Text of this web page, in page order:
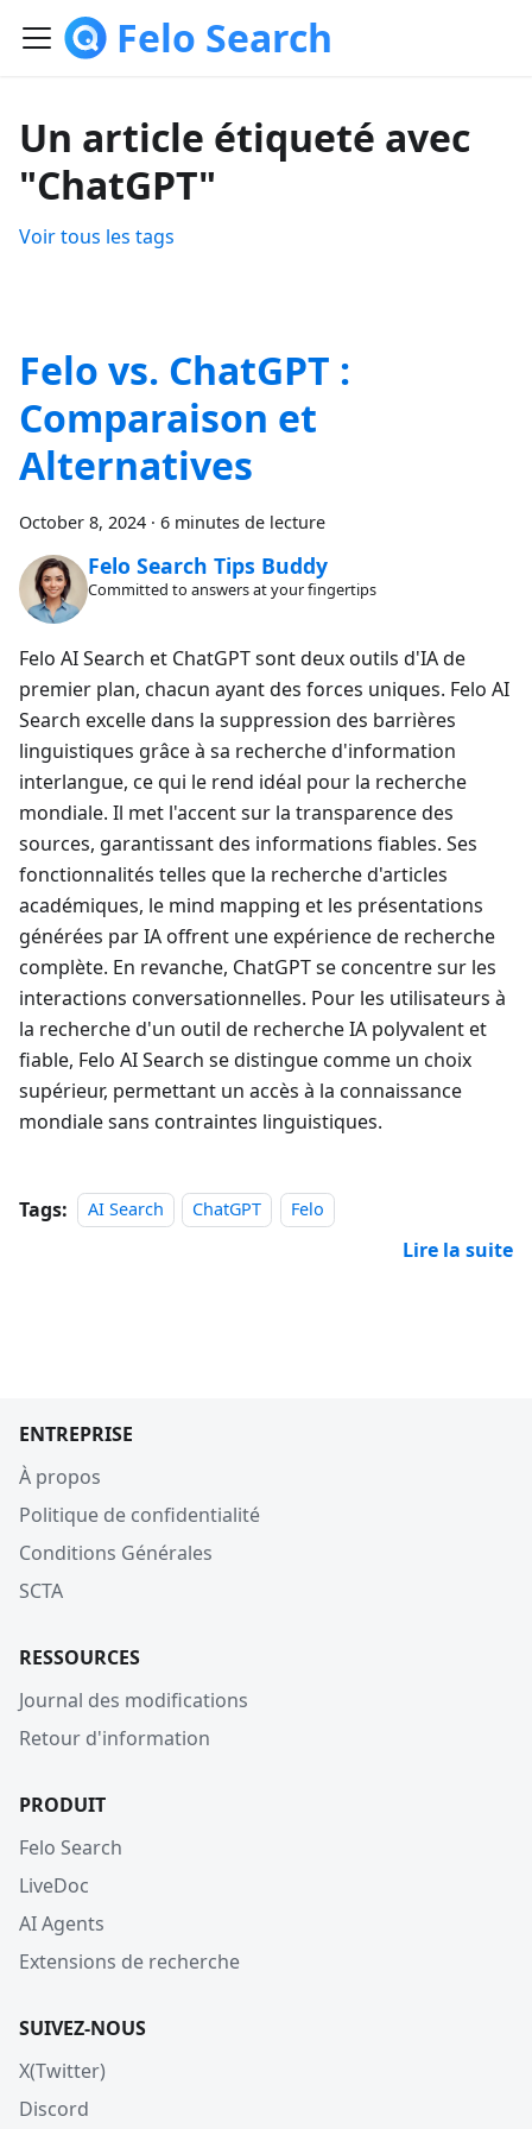
Felo Search
Un article étiqueté avec
"ChatGPT"
Voir tous les tags
Felo vs. ChatGPT :
Comparaison et
Alternatives
October 8, 2024 · 6 minutes de lecture
Felo Search Tips Buddy
Committed to answers at your fingertips
Felo AI Search et ChatGPT sont deux outils d'IA de
premier plan, chacun ayant des forces uniques. Felo AI
Search excelle dans la suppression des barrières
linguistiques grâce à sa recherche d'information
interlangue, ce qui le rend idéal pour la recherche
mondiale. Il met l'accent sur la transparence des
sources, garantissant des informations fiables. Ses
fonctionnalités telles que la recherche d'articles
académiques, le mind mapping et les présentations
générées par IA offrent une expérience de recherche
complète. En revanche, ChatGPT se concentre sur les
interactions conversationnelles. Pour les utilisateurs à
la recherche d'un outil de recherche IA polyvalent et
fiable, Felo AI Search se distingue comme un choix
supérieur, permettant un accès à la connaissance
mondiale sans contraintes linguistiques.
Tags: AI Search ChatGPT Felo
Lire la suite
ENTREPRISE
À propos
Politique de confidentialité
Conditions Générales
SCTA
RESSOURCES
Journal des modifications
Retour d'information
PRODUIT
Felo Search
LiveDoc
AI Agents
Extensions de recherche
SUIVEZ-NOUS
X(Twitter)
Discord